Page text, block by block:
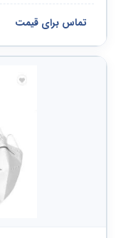
تماس برای قیمت